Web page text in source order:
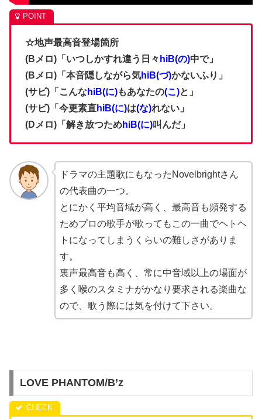
☆地声最高音登場箇所
(Bメロ)「いつしかすれ違う日々 hiB(の)中で」
(Bメロ)「本音隠しながら気hiB(づ)かないふり」
(サビ)「こんなhiB(に)もあなたの(こ)と」
(サビ)「今更素直hiB(に)は(な)れない」
(Dメロ)「解き放つためhiB(に)叫んだ」
ドラマの主題歌にもなったNovelbrightさん
の代表曲の一つ。
とにかく平均音域が高く、最高音も頻発する
ためプロの歌手が歌ってもこの一曲でヘトヘ
トになってしまうくらいの難しさがありま
す。
裏声最高音も高く、常に中音域以上の場面が
多く喉のスタミナがかなり要求される楽曲な
ので、歌う際には気を付けて下さい。
LOVE PHANTOM/B’z